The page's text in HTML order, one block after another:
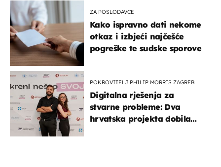
ZA POSLODAVCE
Kako ispravno dati nekome
otkaz i izbjeći najčešće
pogreške te sudske sporove
POKROVITELJ PHILIP MORRIS ZAGREB
Digitalna rješenja za
stvarne probleme: Dva
hrvatska projekta dobila